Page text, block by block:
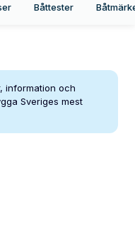
Båttester
information och
Sveriges mest